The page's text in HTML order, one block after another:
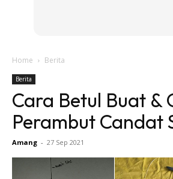
Home Berita
Berita
Cara Betul Buat &
Perambut Candat
Amang - 27 Sep 2021